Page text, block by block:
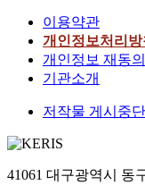
이용약관
개인정보처리방
개인정보 재동의
기관소개
저작물 게시중
41061 대구광역시 동